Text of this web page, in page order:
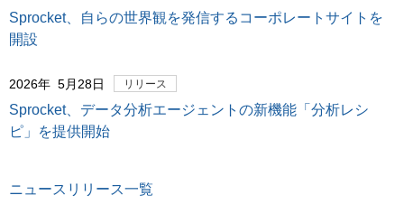
Sprocket、自らの世界観を発信するコーポレートサイトを
開設
2026年 5月28日 リリース
Sprocket、データ分析エージェントの新機能「分析レシ
ピ」を提供開始
ニュースリリース一覧